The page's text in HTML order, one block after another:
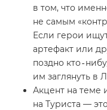
в том, что
не самым
Если герои
артефакт или
поздно
им заглянуть в
Акцент на теме
на Туриста —